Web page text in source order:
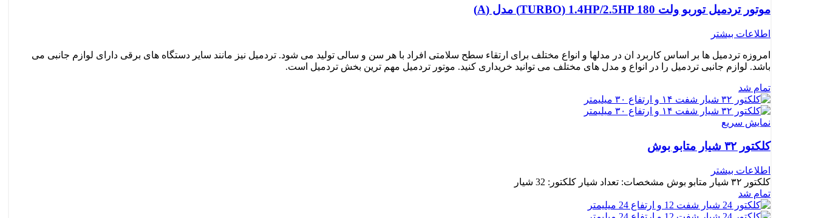
موتور تردمیل توربو ولت TURBO) 1.4HP/2.5HP 180) مدل (A)
اطلاعات بیشتر
امروزه تردمیل ها بر اساس کاربرد ان در مدلها و انواع مختلف برای ارتقاء سطح سلامتی افراد با هر سن و سالی تولید می شود. تردمیل نیز مانند سایر دستگاه های برقی دارای لوازم جانبی می
باشد. لوازم جانبی تردمیل را در انواع و مدل های مختلف می توانید خریداری کنید. موتور تردمیل مهم ترین بخش تردمیل است.
تمام شد
نمایش سریع
کلکتور ۳۲ شیار متابو بوش
اطلاعات بیشتر
کلکتور ۳۲ شیار متابو بوش مشخصات: تعداد شیار کلکتور: 32 شیار
تمام شد